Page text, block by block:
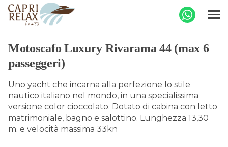
Motoscafo Luxury Rivarama 44 (max 6
passeggeri)
Uno yacht che incarna alla perfezione lo stile
nautico italiano nel mondo, in una specialissima
versione color cioccolato. Dotato di cabina con letto
matrimoniale, bagno e salottino. Lunghezza 13,30
m. e velocità massima 33kn